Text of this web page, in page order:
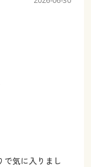
で気に入りまし